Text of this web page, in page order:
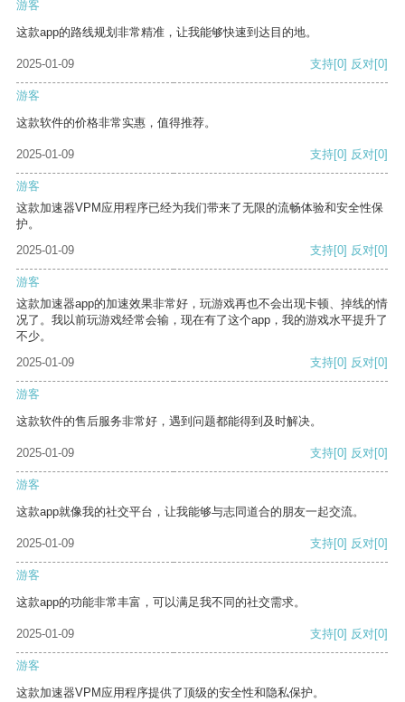
游客
这款app的路线规划非常精准，让我能够快速到达目的地。
2025-01-09 支持[0] 反对[0]
游客
这款软件的价格非常实惠，值得推荐。
2025-01-09 支持[0] 反对[0]
游客
这款加速器VPM应用程序已经为我们带来了无限的流畅体验和安全性保
护。
2025-01-09
支持[0] 反对[0]
游客
这款加速器app的加速效果非常好，玩游戏再也不会出现卡顿、掉线的情
况了。我以前玩游戏经常会输，现在有了这个app，我的游戏水平提升了
不少。
2025-01-09
支持[0] 反对[0]
游客
这款软件的售后服务非常好，遇到问题都能得到及时解决。
2025-01-09 支持[0] 反对[0]
游客
这款app就像我的社交平台，让我能够与志同道合的朋友一起交流。
2025-01-09 支持[0] 反对[0]
游客
这款app的功能非常丰富，可以满足我不同的社交需求。
2025-01-09 支持[0] 反对[0]
游客
这款加速器VPM应用程序提供了顶级的安全性和隐私保护。